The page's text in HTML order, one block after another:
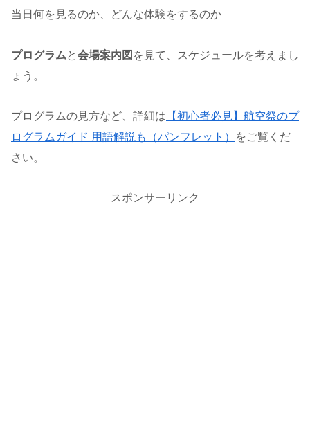
当日何を見るのか、どんな体験をするのか
プログラム と会場案内図 を見て、スケジュールを考えまし
ょう。
プログラムの見方など、詳細は 【初心者必見】航空祭のプ
ログラムガイド 用語解説も（パンフレット）
をご覧くだ
さい。
スポンサーリンク